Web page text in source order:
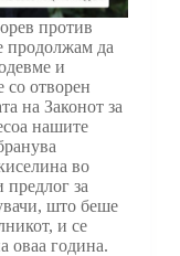
против
продолжам да
и
со отворен
на Законот за
нашите
во
за
што беше
и се
оваа година.